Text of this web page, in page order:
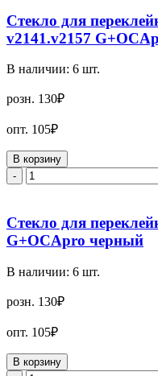
Стекло для
v2141.v2157
В наличии: 6 шт.
розн. 130₽
опт. 105₽
В корзину
-
Стекло для
G+OCApro черный
В наличии: 6 шт.
розн. 130₽
опт. 105₽
В корзину